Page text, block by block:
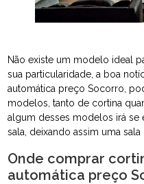
Não existe um modelo ideal
sua particularidade, a boa
automática preço Socorro,
modelos, tanto de cortina
algum desses modelos irá se
sala, deixando assim uma
Onde comprar
automática preço